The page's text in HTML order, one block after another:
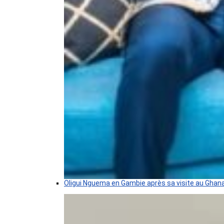
Oligui Nguema en Gambie après sa visite au